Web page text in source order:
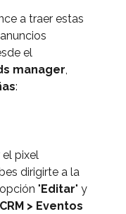
a traer estas
el
manager,
:
pixel
dirigirte a la
" Editar" y
> Eventos